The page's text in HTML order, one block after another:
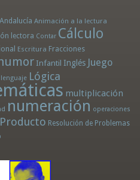
Andalucía Animación a la lectura
lectora Contar Cálculo
Escritura Fracciones
Infantil Inglés Juego
lenguaje Lógica
multiplicación
numeración operaciones
Producto Resolución de Problemas